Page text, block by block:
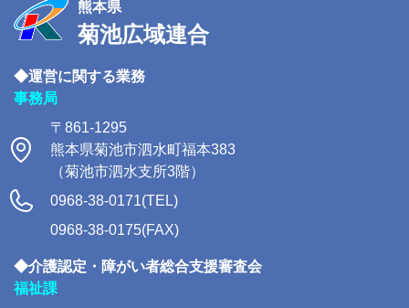
熊本県
菊池広域連合
◆運営に関する業務
事務局
〒861-1295
熊本県菊池市泗水町福本383
（菊池市泗水支所3階）
0968-38-0171(TEL)
0968-38-0175(FAX)
◆介護認定・障がい者総合支援審査会
福祉課